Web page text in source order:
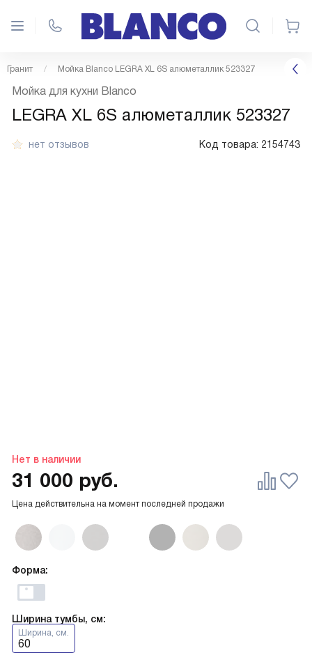
Гранит Мойка Blanco LEGRA XL 6S алюметаллик 523327
нет отзывов Код товара: 2154743
Нет в наличии
Мойка для кухни Blanco
LEGRA XL 6S алюметаллик 523327
Форма:
Ширина тумбы, см:
Ширина, см.
60
Цена действительна на момент последней продажи
31 000 руб.